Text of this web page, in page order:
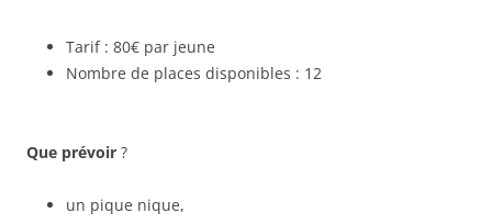
Tarif : 80€ par jeune
Nombre de places disponibles : 12
Que prévoir ?
un pique nique,